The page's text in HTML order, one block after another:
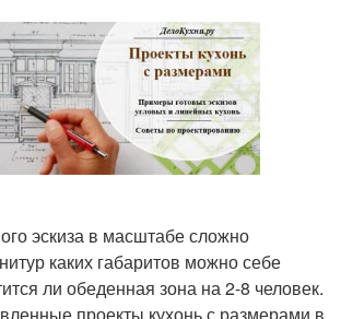
эскиза в масштабе сложно
каких габаритов можно себе
ли обеденная зона на 2-8 человек.